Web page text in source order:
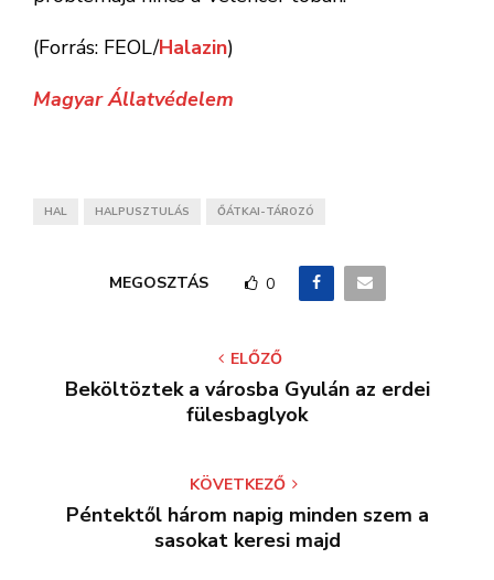
(Forrás: FEOL/Halazin)
Magyar Állatvédelem
HAL HALPUSZTULÁS ŐÁTKAI-TÁROZÓ
MEGOSZTÁS 0
ELŐZŐ
Beköltöztek a városba Gyulán az erdei
fülesbaglyok
KÖVETKEZŐ
Péntektől három napig minden szem a
sasokat keresi majd